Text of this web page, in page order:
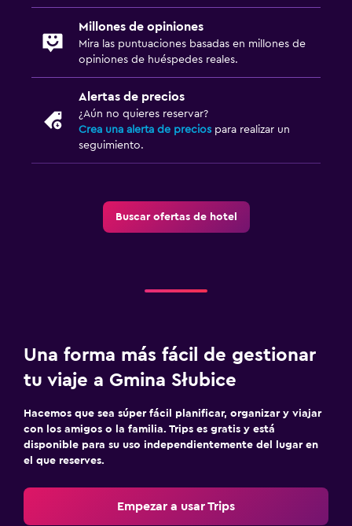
Club infantil
Equipo infantil para zona de juegos al aire libre
Cubierta para piscina
Parque infantil
Juguetes para piscina
Habitaciones familiares
Espacio de almacenamiento
Sofá
Teléfono
Alfombrado
Piscina y spa
Millones de opiniones
Mira las puntuaciones basadas en millones de
opiniones de huéspedes reales.
Alertas de precios
¿Aún no quieres reservar?
Crea una alerta de precios para realizar un
seguimiento.
Buscar ofertas de hotel
Una forma más fácil de gestionar
tu viaje a Gmina Słubice
Hacemos que sea súper fácil planificar, organizar y viajar
con los amigos o la familia. Trips es gratis y está
disponible para su uso independientemente del lugar en
el que reserves.
Empezar a usar Trips